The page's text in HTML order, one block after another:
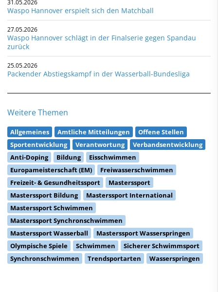
31.05.2026
Waspo Hannover erspielt sich den Matchball
27.05.2026
Waspo Hannover schlägt in der Finalserie gegen Spandau
zurück
25.05.2026
Packender Abstiegskampf in der Wasserball-Bundesliga
Weitere Themen
Allgemeines Amtliche Mitteilungen
Offene Stellen
Sportentwicklung
Verantwortung
Verbandsentwicklung
Anti-Doping
Bildung
Eisschwimmen
Europameisterschaft (EM)
Freiwasserschwimmen
Freizeit- & Gesundheitssport
Masterssport
Masterssport Bildung
Masterssport International
Masterssport Schwimmen
Masterssport Synchronschwimmen
Masterssport Wasserball
Masterssport Wasserspringen
Olympische Spiele
Schwimmen
Sicherer Schwimmsport
Synchronschwimmen
Trendsportarten Wasserspringen